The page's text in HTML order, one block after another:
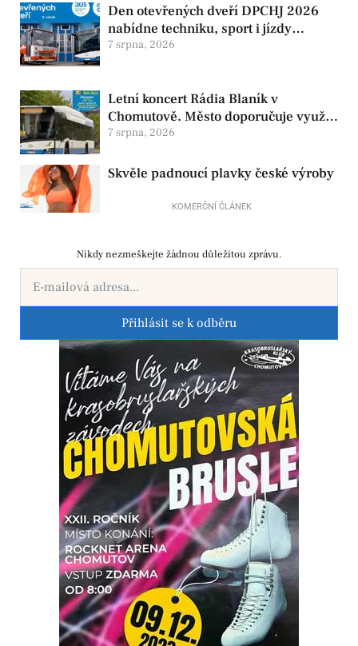
Den otevřených dveří DPCHJ 2026
nabídne techniku, sport i jízdy
historickými vozy
7 srpna, 2026
Letní koncert Rádia Blaník v
Chomutově. Město doporučuje využít
MHD
7 srpna, 2026
Skvěle padnoucí plavky české výroby
KOMERČNÍ ČLÁNEK
Nikdy nezmeškejte žádnou důležitou zprávu.
Přihlásit se k odběru